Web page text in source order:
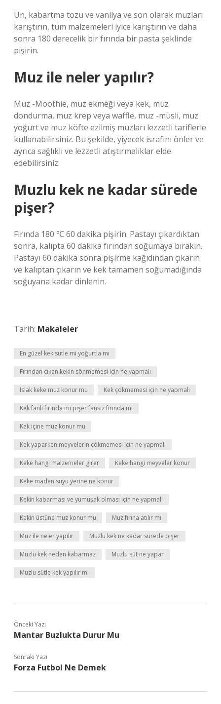
Un, kabartma tozu ve vanilya ve son olarak muzları
karıştırın, tüm malzemeleri iyice karıştırın ve daha
sonra 180 derecelik bir fırında bir pasta şeklinde
pişirin.
Muz ile neler yapılır?
Muz -Moothie, muz ekmeği veya kek, muz
dondurma, muz krep veya waffle, muz -müsli, muz
yoğurt ve muz köfte ezilmiş muzları lezzetli tariflerle
kullanabilirsiniz. Bu şekilde, yiyecek israfını önler ve
ayrıca sağlıklı ve lezzetli atıştırmalıklar elde
edebilirsiniz.
Muzlu kek ne kadar sürede
pişer?
Fırında 180 ℃ 60 dakika pişirin. Pastayı çıkardıktan
sonra, kalıpta 60 dakika fırından soğumaya bırakın.
Pastayı 60 dakika sonra pişirme kağıdından çıkarın
ve kalıptan çıkarın ve kek tamamen soğumadığında
soğuyana kadar dinlenin.
Tarih: Makaleler
En güzel kek sütle mi yoğurtla mı
Fırından çıkan kekin sönmemesi için ne yapmalı
Islak keke muz konur mu Kek çökmemesi için ne yapmalı
Kek fanlı fırında mı pişer fansız fırında mı
Kek içine muz konur mu
Kek yaparken meyvelerin çökmemesi için ne yapmalı
Keke hangi malzemeler girer Keke hangi meyveler konur
Keke maden suyu yerine ne konur
Kekin kabarması ve yumuşak olması için ne yapmalı
Kekin üstüne muz konur mu Muz fırına atılır mı
Muz ile neler yapılır Muzlu kek ne kadar sürede pişer
Muzlu kek neden kabarmaz Muzlu süt ne yapar
Muzlu sütle kek yapılır mı
Önceki Yazı
Mantar Buzlukta Durur Mu
Sonraki Yazı
Forza Futbol Ne Demek